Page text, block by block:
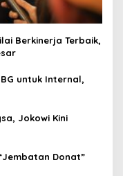
Berkinerja Terbaik,
untuk Internal,
Jokowi Kini
Donat”